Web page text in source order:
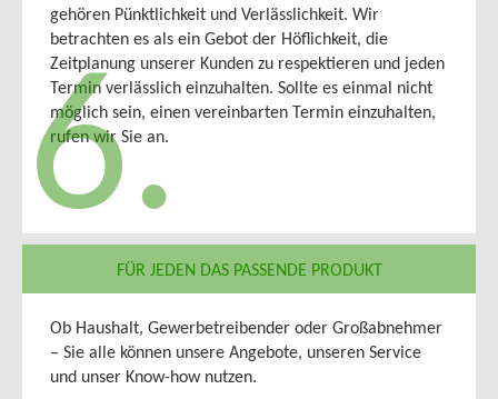
6.
gehören Pünktlichkeit und Verlässlichkeit. Wir
betrachten es als ein Gebot der Höflichkeit, die
Zeitplanung unserer Kunden zu respektieren und jeden
Termin verlässlich einzuhalten. Sollte es einmal nicht
möglich sein, einen vereinbarten Termin einzuhalten,
rufen wir Sie an.
FÜR JEDEN DAS PASSENDE PRODUKT
Ob Haushalt, Gewerbetreibender oder Großabnehmer
– Sie alle können unsere Angebote, unseren Service
und unser Know-how nutzen.